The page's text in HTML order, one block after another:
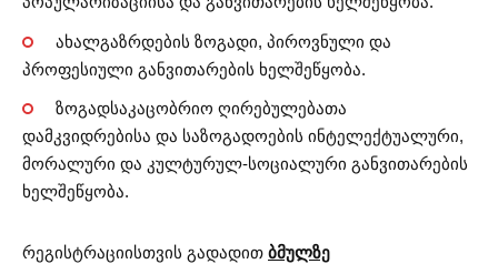
ახალგაზრდების ზოგადი, პიროვნული და
პროფესიული განვითარების ხელშეწყობა.
ზოგადსაკაცობრიო ღირებულებათა
დამკვიდრებისა და საზოგადოების ინტელექტუალური,
მორალური და კულტურულ-სოციალური განვითარების
ხელშეწყობა.
რეგისტრაციისთვის გადადით ბმულზე